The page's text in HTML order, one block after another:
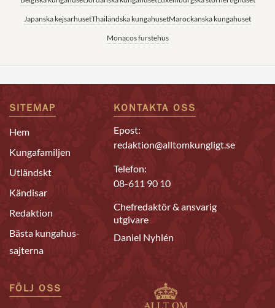
Japanska kejsarhusetThailändska kungahusetMarockanska kungahuset
Monacos furstehus
SITEMAP
Hem
Kungafamiljen
Utländskt
Kändisar
Redaktion
Bästa kungahus-
sajterna
KONTAKTA OSS
Epost:
redaktion@alltomkungligt.se
Telefon:
08-611 90 10
Chefredaktör & ansvarig
utgivare
Daniel Nyhlén
FÖLJ OSS